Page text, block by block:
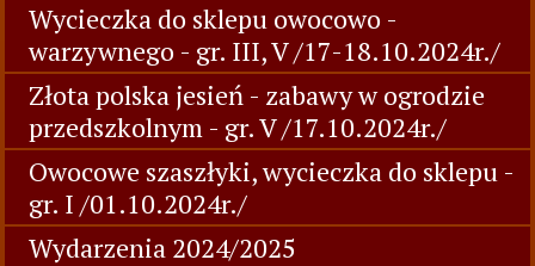
Wycieczka do sklepu owocowo -
warzywnego - gr. III, V /17-18.10.2024r./
Złota polska jesień - zabawy w ogrodzie
przedszkolnym - gr. V /17.10.2024r./
Owocowe szaszłyki, wycieczka do sklepu -
gr. I /01.10.2024r./
Wydarzenia 2024/2025